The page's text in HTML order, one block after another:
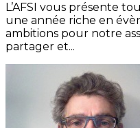
L’AFSI vous présente
une année riche en
ambitions pour notre
partager et...